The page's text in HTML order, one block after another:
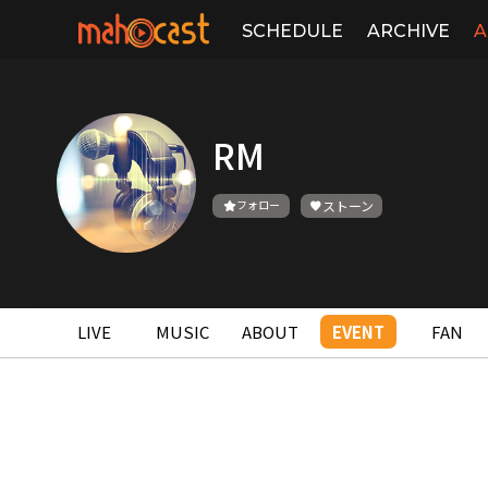
SCHEDULE ARCHIVE
RM
フォロー ストーン
LIVE MUSIC ABOUT EVENT FAN